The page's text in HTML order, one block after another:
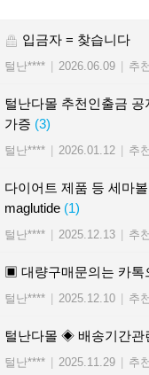
입금자 = 찾습니다
털난**** 2026.06.09 추
털난다몰 추천인출금 공
가증 (3)
털난**** 2026.01.12 추
다이어트 제품 등 세마
maglutide (1)
털난**** 2025.12.13 추
▣ 대량구매문의는 카
털난**** 2025.12.10 추
털난다몰 ◈ 배송기간
털난**** 2025.11.29 추